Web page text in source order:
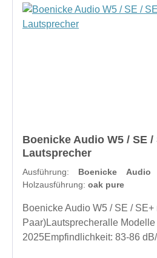
Boenicke Audio W5 / SE /
Lautsprecher
Ausführung: Boenicke
Holzausführung: oak pure
Boenicke Audio W5 / SE / SE+
Paar)Lautsprecheralle
2025Empfindlichkeit: 83-86